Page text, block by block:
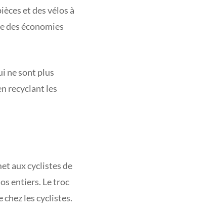
et des vélos à
des économies
ne sont plus
recyclant les
aux cyclistes de
entiers. Le troc
les cyclistes.